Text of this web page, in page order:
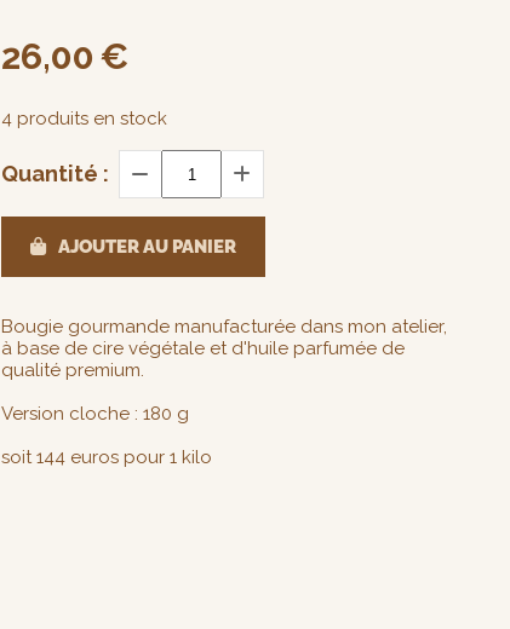
26,00 €
4 produits en stock
Quantité :
AJOUTER AU PANIER
Bougie gourmande manufacturée dans mon atelier,
à base de cire végétale et d'huile parfumée de
qualité premium.
Version cloche : 180 g
soit 144 euros pour 1 kilo